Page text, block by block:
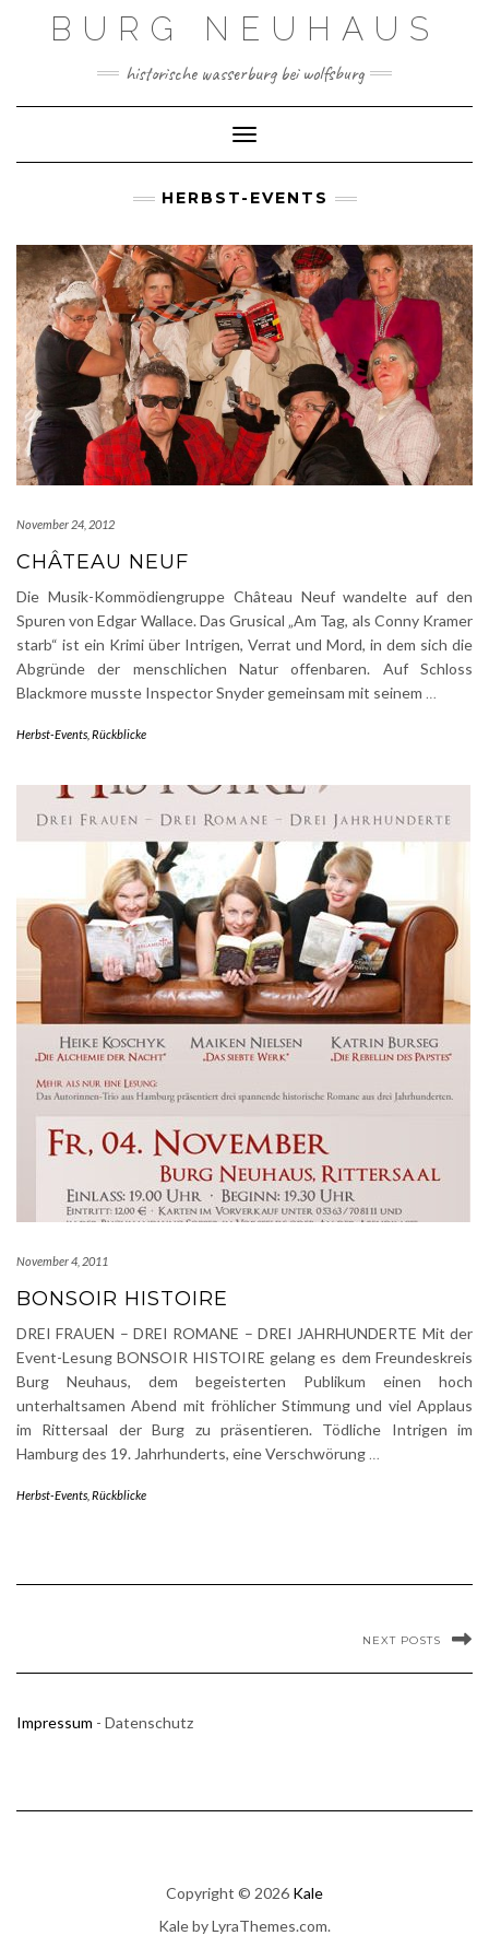
BURG NEUHAUS
historische wasserburg bei wolfsburg
Toggle Navigation
HERBST-EVENTS
November 24, 2012
CHÂTEAU NEUF
Die Musik-Kommödiengruppe Château Neuf wandelte auf den
Spuren von Edgar Wallace. Das Grusical „Am Tag, als Conny Kramer
starb“ ist ein Krimi über Intrigen, Verrat und Mord, in dem sich die
Abgründe der menschlichen Natur offenbaren. Auf Schloss
Blackmore musste Inspector Snyder gemeinsam mit seinem …
Herbst-Events Rückblicke
November 4, 2011
BONSOIR HISTOIRE
DREI FRAUEN – DREI ROMANE – DREI JAHRHUNDERTE Mit der
Event-Lesung BONSOIR HISTOIRE gelang es dem Freundeskreis
Burg Neuhaus, dem begeisterten Publikum einen hoch
unterhaltsamen Abend mit fröhlicher Stimmung und viel Applaus
im Rittersaal der Burg zu präsentieren. Tödliche Intrigen im
Hamburg des 19. Jahrhunderts, eine Verschwörung …
Herbst-Events Rückblicke
NEXT POSTS
Impressum - Datenschutz
Copyright © 2026 Kale
Kaleby LyraThemes.com.